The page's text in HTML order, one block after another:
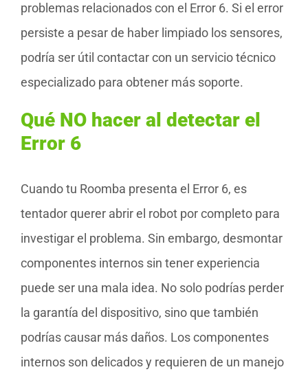
problemas relacionados con el Error 6. Si el error
persiste a pesar de haber limpiado los sensores,
podría ser útil contactar con un servicio técnico
especializado para obtener más soporte.
Qué NO hacer al detectar el
Error 6
Cuando tu Roomba presenta el Error 6, es
tentador querer abrir el robot por completo para
investigar el problema. Sin embargo, desmontar
componentes internos sin tener experiencia
puede ser una mala idea. No solo podrías perder
la garantía del dispositivo, sino que también
podrías causar más daños. Los componentes
internos son delicados y requieren de un manejo